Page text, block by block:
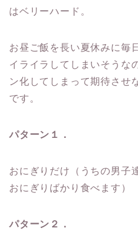
はベリーハード。
お昼ご飯を長い夏休みに毎
イライラしてしまいそうな
ン化してしまって期待させ
です。
パターン１．
おにぎりだけ（うちの男子
おにぎりばかり食べます）
パターン２．